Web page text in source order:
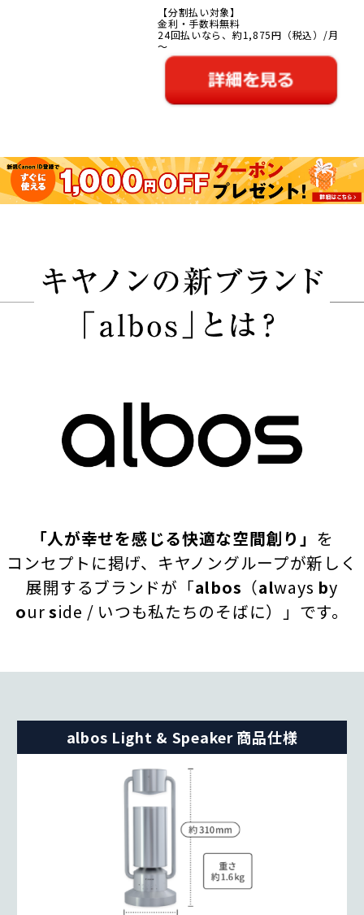
【分割払い対象】
金利・手数料無料
24回払いなら、約1,875円（税込）/月
～
「人が幸せを感じる快適な空間創り」 を
コンセプトに掲げ、キヤノングループが新しく
展開するブランドが「albos （always by
ourside / いつも私たちのそばに）」です。
albos Light & Speaker 商品仕様